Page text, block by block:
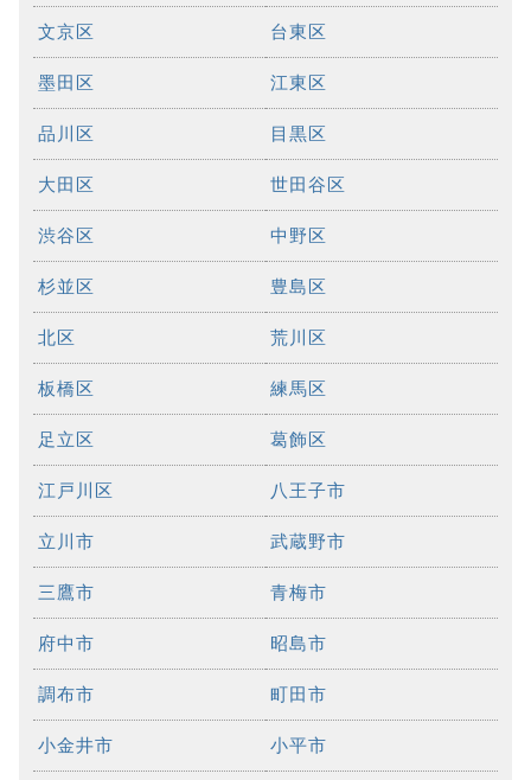
文京区 台東区
墨田区 江東区
品川区 目黒区
大田区 世田谷区
渋谷区 中野区
杉並区 豊島区
北区 荒川区
板橋区 練馬区
足立区 葛飾区
江戸川区 八王子市
立川市 武蔵野市
三鷹市 青梅市
府中市 昭島市
調布市 町田市
小金井市 小平市